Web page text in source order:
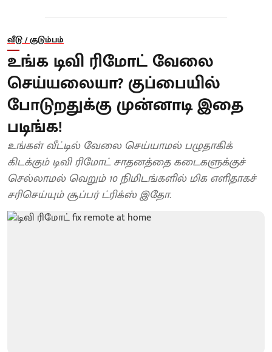
வீடு / குடும்பம்
உங்க டிவி ரிமோட் வேலை
செய்யலையா? குப்பையில்
போடுறதுக்கு முன்னாடி இதை
படிங்க!
உங்கள் வீட்டில் வேலை செய்யாமல் பழுதாகிக்
கிடக்கும் டிவி ரிமோட் சாதனத்தை கடைகளுக்குச்
செல்லாமல் வெறும் 10 நிமிடங்களில் மிக எளிதாகச்
சரிசெய்யும் சூப்பர் ட்ரிக்ஸ் இதோ.